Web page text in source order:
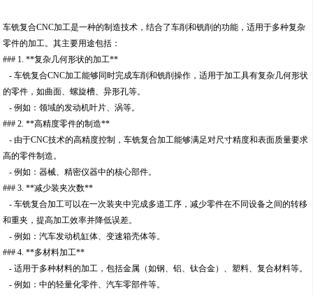
车铣复合CNC加工是一种的制造技术，结合了车削和铣削的功能，适用于多种复杂
零件的加工。其主要用途包括：
### 1. **复杂几何形状的加工**
- 车铣复合CNC加工能够同时完成车削和铣削操作，适用于加工具有复杂几何形状
的零件，如曲面、螺旋槽、异形孔等。
- 例如：领域的发动机叶片、涡等。
### 2. **高精度零件的制造**
- 由于CNC技术的高精度控制，车铣复合加工能够满足对尺寸精度和表面质量要求
高的零件制造。
- 例如：器械、精密仪器中的核心部件。
### 3. **减少装夹次数**
- 车铣复合加工可以在一次装夹中完成多道工序，减少零件在不同设备之间的转移
和重夹，提高加工效率并降低误差。
- 例如：汽车发动机缸体、变速箱壳体等。
### 4. **多材料加工**
- 适用于多种材料的加工，包括金属（如钢、铝、钛合金）、塑料、复合材料等。
- 例如：中的轻量化零件、汽车零部件等。